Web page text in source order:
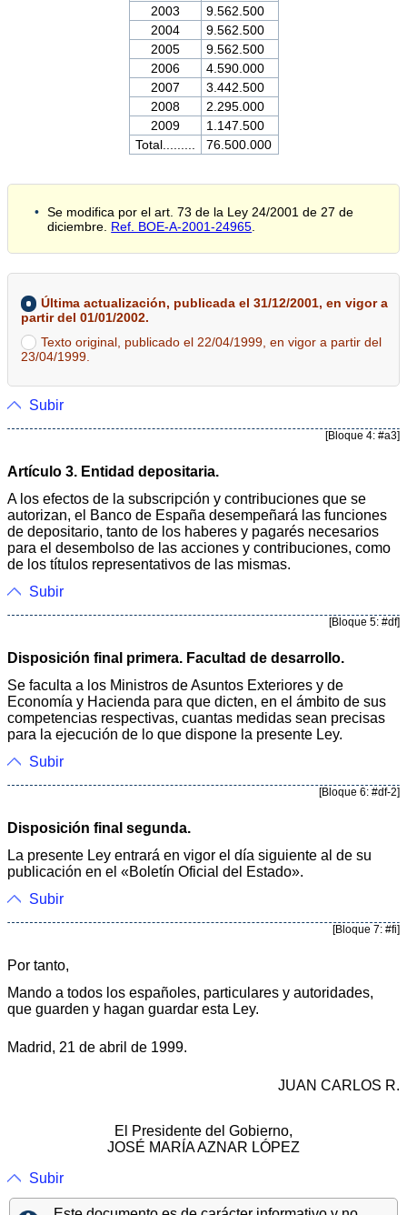
2003
9.562.500
2004
9.562.500
2005
9.562.500
2006
4.590.000
2007
3.442.500
2008
2.295.000
2009
1.147.500
Total.........
76.500.000
Se modifica por el art. 73 de la Ley 24/2001 de 27 de
diciembre. Ref. BOE-A-2001-24965
Última actualización, publicada el 31/12/2001, en vigor a
partir del 01/01/2002.
Texto original, publicado el 22/04/1999, en vigor a partir del
23/04/1999.
Subir
[Bloque 4: #a3]
Artículo 3. Entidad depositaria.
A los efectos de la subscripción y contribuciones que se
autorizan, el Banco de España desempeñará las funciones
de depositario, tanto de los haberes y pagarés necesarios
para el desembolso de las acciones y contribuciones, como
de los títulos representativos de las mismas.
Subir
[Bloque 5: #df]
Disposición final primera. Facultad de desarrollo.
Se faculta a los Ministros de Asuntos Exteriores y de
Economía y Hacienda para que dicten, en el ámbito de sus
competencias respectivas, cuantas medidas sean precisas
para la ejecución de lo que dispone la presente Ley.
Subir
[Bloque 6: #df-2]
Disposición final segunda.
La presente Ley entrará en vigor el día siguiente al de su
publicación en el «Boletín Oficial del Estado».
Subir
[Bloque 7: #fi]
Por tanto,
Mando a todos los españoles, particulares y autoridades,
que guarden y hagan guardar esta Ley.
Madrid, 21 de abril de 1999.
JUAN CARLOS R.
El Presidente del Gobierno,
JOSÉ MARÍA AZNAR LÓPEZ
Subir